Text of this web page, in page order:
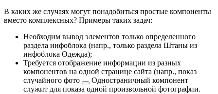
В каких же случаях могут понадобиться простые компоненты
вместо комплексных? Примеры таких задач:
Необходим вывод элементов только определенного
раздела инфоблока (напр., только раздела Штаны из
инфоблока Одежда);
Требуется отображение информации из разных
компонентов на одной странице сайта (напр., показ
случайного фото
Одностраничный компонент
cлужит для показа одной произвольной фотографии.